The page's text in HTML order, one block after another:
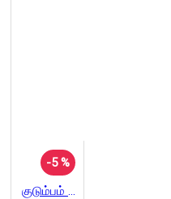
-5 %
குடும்பம் தனிச்சொத்து அரசு ஆகியவற்றின் தோற்றம்